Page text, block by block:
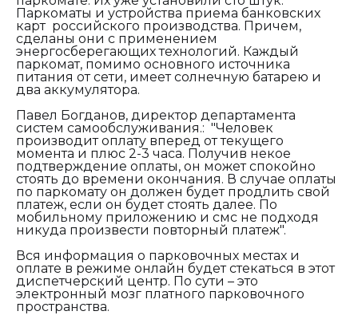
Паркоматы и устройства приема банковских
карт российского производства. Причем,
сделаны они с применением
энергосберегающих технологий. Каждый
паркомат, помимо основного источника
питания от сети, имеет солнечную батарею и
два аккумулятора.
Павел Богданов, директор департамента
систем самообслуживания.: "Человек
производит оплату вперед от текущего
момента и плюс 2-3 часа. Получив некое
подтверждение оплаты, он может спокойно
стоять до времени окончания. В случае оплаты
по паркомату он должен будет продлить свой
платеж, если он будет стоять далее. По
мобильному приложению и смс не подходя
никуда произвести повторный платеж".
Вся информация о парковочных местах и
оплате в режиме онлайн будет стекаться в этот
диспетчерский центр. По сути – это
электронный мозг платного парковочного
пространства.